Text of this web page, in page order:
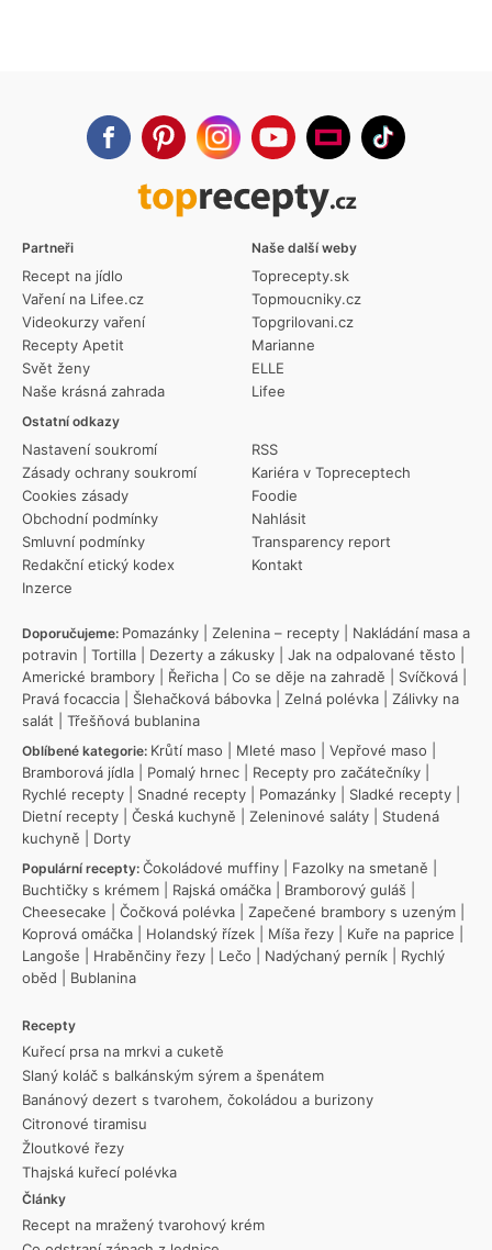
Partneři
Recept na jídlo
Vaření na Lifee.cz
Videokurzy vaření
Recepty Apetit
Svět ženy
Naše krásná zahrada
Ostatní odkazy
Nastavení soukromí
Zásady ochrany soukromí
Cookies zásady
Obchodní podmínky
Smluvní podmínky
Redakční etický kodex
Inzerce
RSS
Kariéra v Topreceptech
Foodie
Nahlásit
Transparency report
Kontakt
Naše další weby
Toprecepty.sk
Topmoucniky.cz
Topgrilovani.cz
Marianne
ELLE
Lifee
Doporučujeme: Pomazánky Zelenina – recepty
Nakládání masa a
potravin
Tortilla Dezerty a zákusky Jak na odpalované těsto
Americké brambory
Řeřicha Co se děje na zahradě Svíčková
Pravá focaccia
Šlehačková bábovka Zelná polévka
Zálivky na
salát
Třešňová bublanina
Oblíbené kategorie: Krůtí maso Mleté maso Vepřové maso
Bramborová jídla
Pomalý hrnec Recepty pro začátečníky
Rychlé recepty
Snadné recepty Pomazánky Sladké recepty
Dietní recepty
Česká kuchyně Zeleninové saláty
Studená
kuchyně
Dorty
Populární recepty: Čokoládové muffiny Fazolky na smetaně
Buchtičky s krémem
Rajská omáčka Bramborový guláš
Cheesecake
Čočková polévka Zapečené brambory s uzeným
Koprová omáčka
Holandský řízek Míša řezy Kuře na paprice
Langoše
Hraběnčiny řezy Lečo Nadýchaný perník
Rychlý
oběd
Bublanina
Recepty
Kuřecí prsa na mrkvi a cuketě
Slaný koláč s balkánským sýrem a špenátem
Banánový dezert s tvarohem, čokoládou a burizony
Citronové tiramisu
Žloutkové řezy
Thajská kuřecí polévka
Články
Recept na mražený tvarohový krém